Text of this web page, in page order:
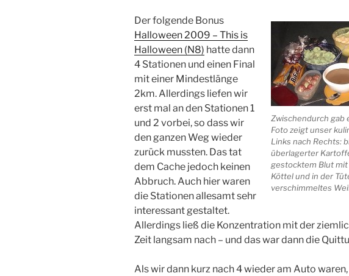
Zwischendurch gab
Foto zeigt unser
Links nach Rechts:
überlagerter
gestocktem Blut mit
Köttel und in der
verschimmeltes
Der folgende Bonus
Halloween 2009 – This is
Halloween (N8) hatte dann
4 Stationen und einen Final
mit einer Mindestlänge
2km. Allerdings liefen wir
erst mal an den Stationen 1
und 2 vorbei, so dass wir
den ganzen Weg wieder
zurück mussten. Das tat
dem Cache jedoch keinen
Abbruch. Auch hier waren
die Stationen allesamt sehr
interessant gestaltet.
Allerdings ließ die Konzentration mit der
Zeit langsam nach – und das war dann die
Als wir dann kurz nach 4 wieder am Auto